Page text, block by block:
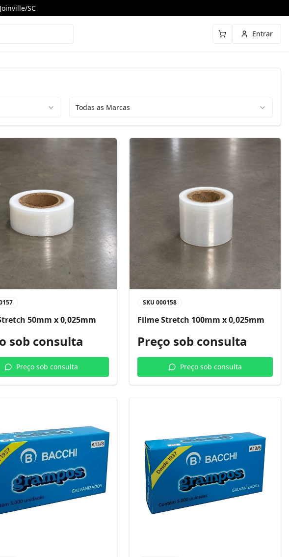
SC
Entrar
Todas as Marcas
50mm x 0,025mm
sob consulta
Preço sob consulta
SKU 000158
Filme Stretch 100mm x 0,025mm
Preço sob consulta
Preço sob consulta